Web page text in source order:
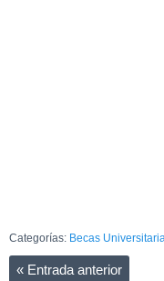
Categorías: Becas
« Entrada anterior